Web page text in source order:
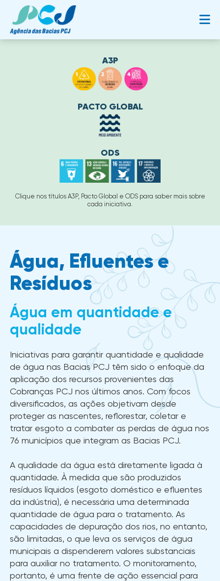
A3P
PACTO GLOBAL
ODS
Clique nos títulos A3P, Pacto Global e ODS para saber mais sobre
cada iniciativa.​
Água, Efluentes e
Resíduos
Água em quantidade e
qualidade
Iniciativas para garantir quantidade e qualidade
de água nas Bacias PCJ têm sido o enfoque da
aplicação dos recursos provenientes das
Cobranças PCJ nos últimos anos. Com focos
diversificados, as ações objetivam desde
proteger as nascentes, reflorestar, coletar e
tratar esgoto a combater as perdas de água nos
76 municípios que integram as Bacias PCJ.
A qualidade da água está diretamente ligada à
quantidade. À medida que são produzidos
resíduos líquidos (esgoto doméstico e efluentes
da indústria), é necessária uma determinada
quantidade de água para o tratamento. As
capacidades de depuração dos rios, no entanto,
são limitadas, o que leva os serviços de água
municipais a dispenderem valores substanciais
para auxiliar no tratamento. O monitoramento,
portanto, é uma frente de ação essencial para